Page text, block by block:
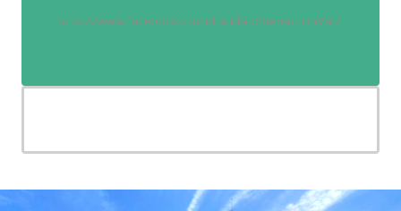
https://www.facebook.com/LaudatoSienactionVar/